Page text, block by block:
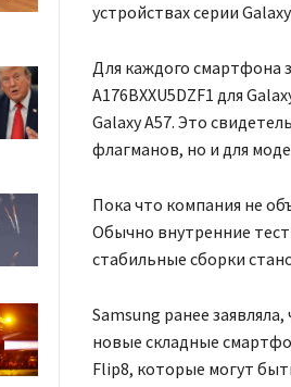
устройствах серии Galaxy
Для каждого смартфона
A176BXXU5DZF1 для
Galaxy A57. Это
флагманов, но и для
Пока что компания не
Обычно внутренние
стабильные сборки
Samsung ранее
новые складные
Flip8, которые могут